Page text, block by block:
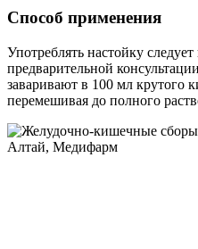
Способ применения
Употреблять настойку
предварительной
заваривают в 100 мл крутого
перемешивая до полного